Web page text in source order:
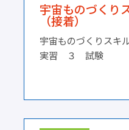
宇宙ものづくり
（接着）
宇宙ものづくりス
実習 ３ 試験